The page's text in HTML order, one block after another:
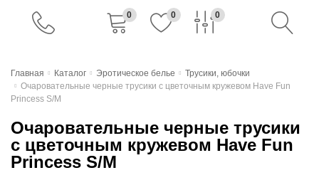
0 0 0
Доставка и оплата
Скидочная система
Главная Каталог Эротическое белье
Трусики, юбочки
Очаровательные черные трусики с цветочным кружевом Have Fun
Princess S/M
Очаровательные черные трусики
с цветочным кружевом Have Fun
Princess S/M